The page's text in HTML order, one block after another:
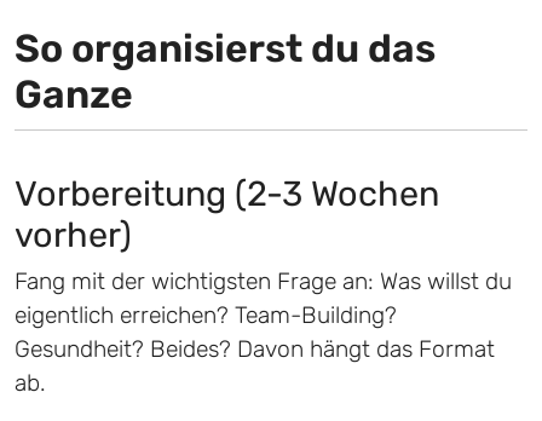
So organisierst du das
Ganze
Vorbereitung (2-3 Wochen
vorher)
Fang mit der wichtigsten Frage an: Was willst du
eigentlich erreichen? Team-Building?
Gesundheit? Beides? Davon hängt das Format
ab.